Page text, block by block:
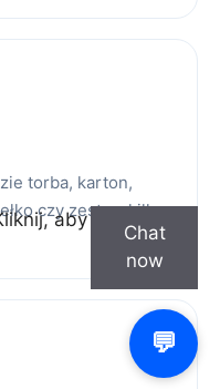
torba, karton,
czy zestaw kilku
aby
Chat
now